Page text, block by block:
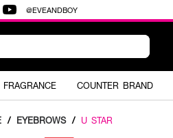
@EVEANDBOY
FRAGRANCE COUNTER BRAND
/ EYEBROWS / U STAR